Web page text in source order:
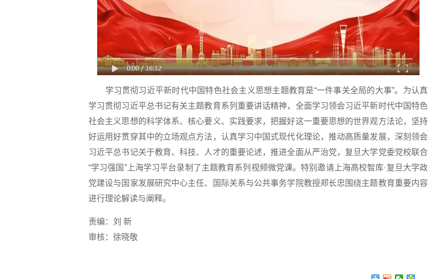
学习贯彻习近平新时代中国特色社会主义思想主题教育是“一件事关全局的大事”。为认真
学习贯彻习近平总书记有关主题教育系列重要讲话精神，全面学习领会习近平新时代中国特色
社会主义思想的科学体系、核心要义、实践要求，把握好这一重要思想的世界观方法论，坚持
好运用好贯穿其中的立场观点方法，认真学习中国式现代化理论，推动高质量发展，深刻领会
习近平总书记关于教育、科技、人才的重要论述，推进全面从严治党，复旦大学党委党校联合
“学习强国”上海学习平台录制了主题教育系列视频微党课。特别邀请上海高校智库·复旦大学政
党建设与国家发展研究中心主任、国际关系与公共事务学院教授郑长忠围绕主题教育重要内容
进行理论解读与阐释。
责编：刘 新
审核：徐晓敬